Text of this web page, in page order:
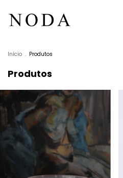
Início . Produtos
Produtos